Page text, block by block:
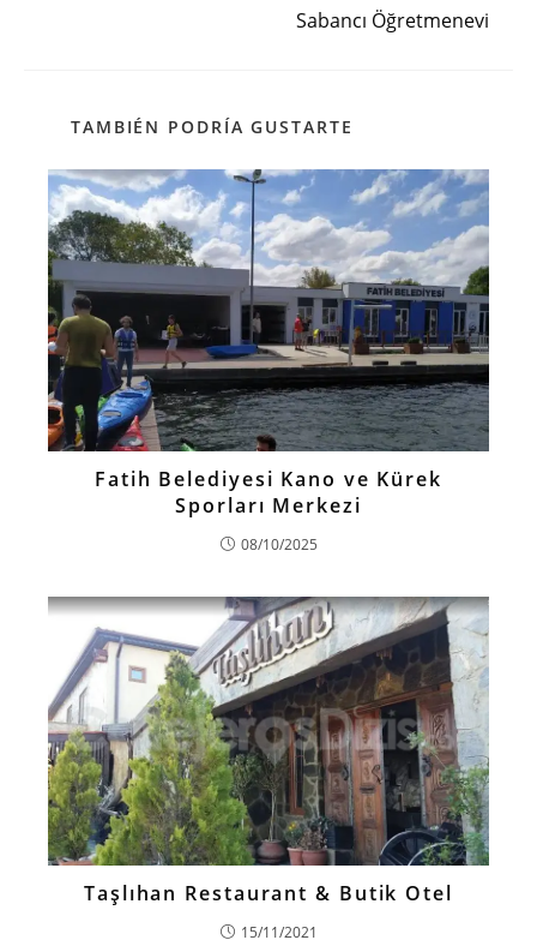
Sabancı Öğretmenevi
TAMBIÉN PODRÍA GUSTARTE
Fatih Belediyesi Kano ve Kürek
Sporları Merkezi
08/10/2025
Taşlıhan Restaurant & Butik Otel
15/11/2021